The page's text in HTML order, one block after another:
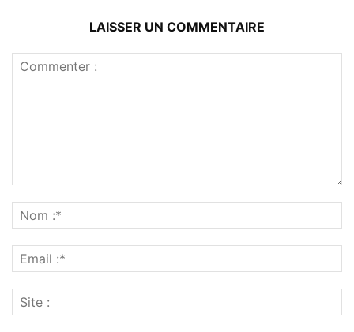
LAISSER UN COMMENTAIRE